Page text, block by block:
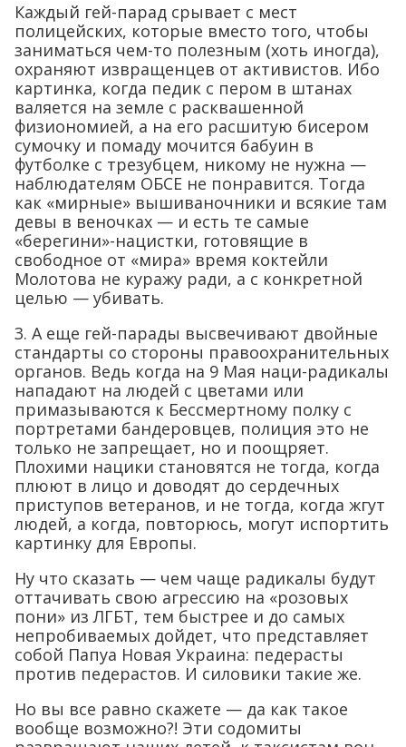
Каждый гей-парад срывает с мест
полицейских, которые вместо того, чтобы
заниматься чем-то полезным (хоть иногда),
охраняют извращенцев от активистов. Ибо
картинка, когда педик с пером в штанах
валяется на земле с расквашенной
физиономией, а на его расшитую бисером
сумочку и помаду мочится бабуин в
футболке с трезубцем, никому не нужна —
наблюдателям ОБСЕ не понравится. Тогда
как «мирные» вышиваночники и всякие там
девы в веночках — и есть те самые
«берегини»-нацистки, готовящие в
свободное от «мира» время коктейли
Молотова не куражу ради, а с конкретной
целью — убивать.
3. А еще гей-парады высвечивают двойные
стандарты со стороны правоохранительных
органов. Ведь когда на 9 Мая наци-радикалы
нападают на людей с цветами или
примазываются к Бессмертному полку с
портретами бандеровцев, полиция это не
только не запрещает, но и поощряет.
Плохими нацики становятся не тогда, когда
плюют в лицо и доводят до сердечных
приступов ветеранов, и не тогда, когда жгут
людей, а когда, повторюсь, могут испортить
картинку для Европы.
Ну что сказать — чем чаще радикалы будут
оттачивать свою агрессию на «розовых
пони» из ЛГБТ, тем быстрее и до самых
непробиваемых дойдет, что представляет
собой Папуа Новая Украина: педерасты
против педерастов. И силовики такие же.
Но вы все равно скажете — да как такое
вообще возможно?! Эти содомиты